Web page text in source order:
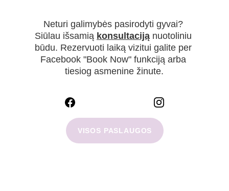
Neturi galimybės pasirodyti gyvai?
Siūlau išsamią konsultaciją nuotoliniu
būdu. Rezervuoti laiką vizitui galite per
Facebook "Book Now" funkciją arba
tiesiog asmenine žinute.
VISOS PASLAUGOS